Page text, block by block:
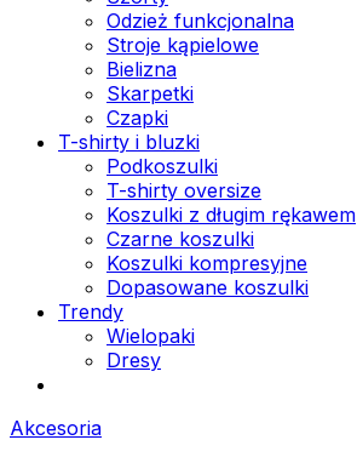
Odzież funkcjonalna
Stroje kąpielowe
Bielizna
Skarpetki
Czapki
T-shirty i bluzki
Podkoszulki
T-shirty oversize
Koszulki z długim rękawem
Czarne koszulki
Koszulki kompresyjne
Dopasowane koszulki
Trendy
Wielopaki
Dresy
Akcesoria